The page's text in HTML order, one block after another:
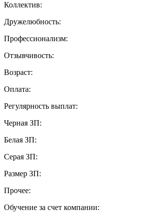
Коллектив:
Дружелюбность:
Профессионализм:
Отзывчивость:
Возраст:
Оплата:
Регулярность выплат:
Черная ЗП:
Белая ЗП:
Серая ЗП:
Размер ЗП:
Прочее:
Обучение за счет компании: